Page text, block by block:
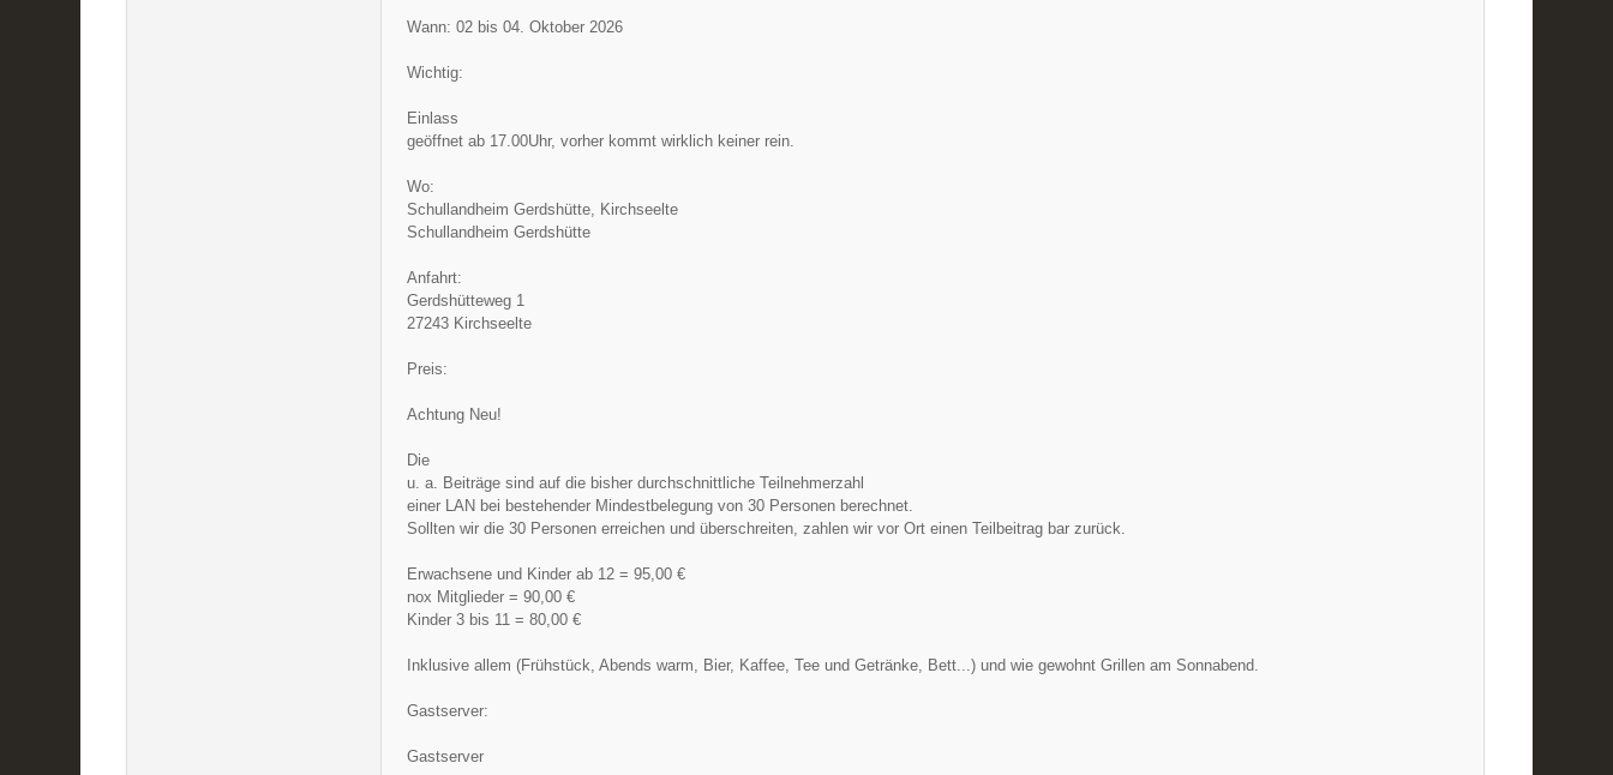
Wann: 02 bis 04. Oktober 2026
Wichtig:
Einlass
geöffnet ab 17.00Uhr, vorher kommt wirklich keiner rein.
Wo:
Schullandheim Gerdshütte, Kirchseelte
Schullandheim Gerdshütte
Anfahrt:
Gerdshütteweg 1
27243 Kirchseelte
Preis:
Achtung Neu!
Die
u. a. Beiträge sind auf die bisher durchschnittliche Teilnehmerzahl
einer LAN bei bestehender Mindestbelegung von 30 Personen berechnet.
Sollten wir die 30 Personen erreichen und überschreiten, zahlen wir vor Ort einen Teilbeitrag bar zurück.
Erwachsene und Kinder ab 12 = 95,00 €
nox Mitglieder = 90,00 €
Kinder 3 bis 11 = 80,00 €
Inklusive allem (Frühstück, Abends warm, Bier, Kaffee, Tee und Getränke, Bett...) und wie gewohnt Grillen am Sonnabend.
Gastserver:
Gastserver